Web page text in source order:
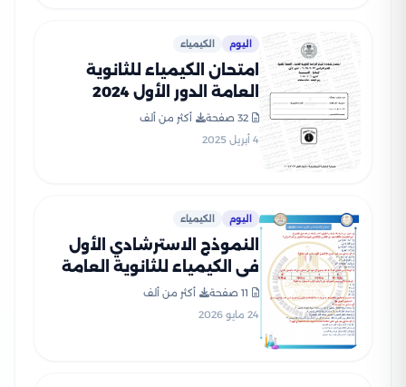
اليوم الكيمياء
امتحان الكيمياء للثانوية
العامة الدور الأول 2024
بصيغة PDF بالإجابات
32 صفحة
أكثر من ألف
4 أبريل 2025
اليوم الكيمياء
النموذج الاسترشادي الأول
في الكيمياء للثانوية العامة
2026 بصيغة PDF
11 صفحة
أكثر من ألف
24 مايو 2026